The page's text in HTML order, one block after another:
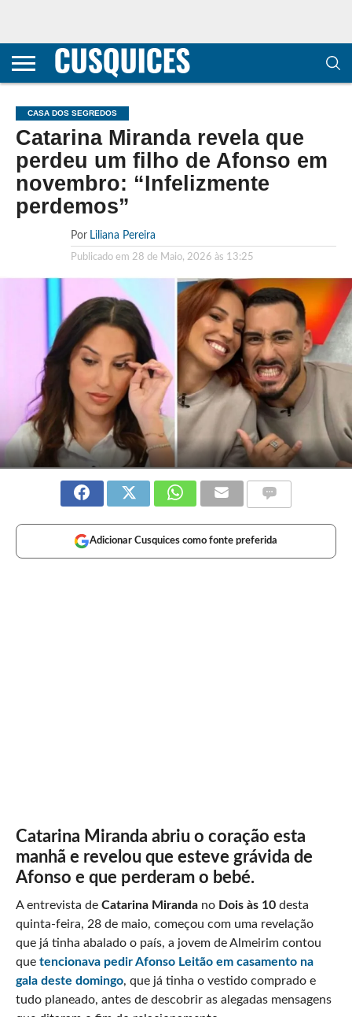
CONTACTOS
HOME
POLÍTICA DE
E COOKIES
SOBRE
TERMOS E
TRANSPARÊNCIA
METODOLOGIA
CASA DOS SEGREDOS
Catarina Miranda revela que
perdeu um filho de Afonso em
novembro: “Infelizmente
perdemos”
Por Liliana Pereira
Publicado em 28 de Maio, 2026 às 13:25
Adicionar Cusquices como fonte preferida
Catarina Miranda abriu o coração esta
manhã e revelou que esteve grávida de
Afonso e que perderam o bebé.
A entrevista de Catarina Mirandano Dois às 10desta
quinta-feira, 28 de maio, começou com uma revelação
que já tinha abalado o país, a jovem de Almeirim contou
que tencionava pedirAfonso Leitãoem casamento na
gala deste domingo, que já tinha o vestido comprado e
tudo planeado, antes de descobrir as alegadas mensagens